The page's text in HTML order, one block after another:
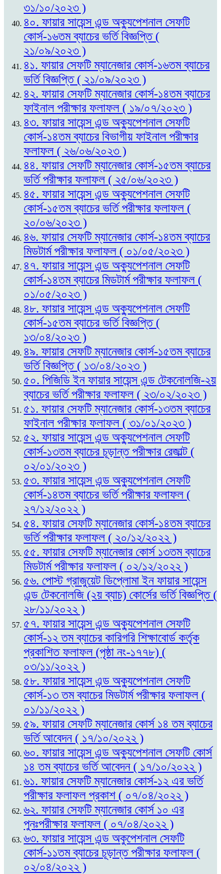
৩১/১০/২০২৩ )
৪০. ফায়ার সায়েন্স এন্ড অক্যুপেশনাল সেফটি
কোর্স-১৬তম ব্যাচের ভর্তি বিজ্ঞপ্তি (
২১/০৯/২০২৩ )
৪১. ফায়ার সেফটি ম্যানেজার কোর্স-১৬তম ব্যাচের
ভর্তি বিজ্ঞপ্তি ( ২১/০৯/২০২৩ )
৪২. ফায়ার সেফটি ম্যানেজার কোর্স-১৪তম ব্যাচের
ফাইনাল পরীক্ষার ফলাফল ( ১৯/০৭/২০২৩ )
৪৩. ফায়ার সায়েন্স এন্ড অক্যুপেশনাল সেফটি
কোর্স-১৪তম ব্যাচের বিভাগীয় ফাইনাল পরীক্ষার
ফলাফল ( ২৬/০৬/২০২৩ )
৪৪. ফায়ার সেফটি ম্যানেজার কোর্স-১৫তম ব্যাচের
ভর্তি পরীক্ষার ফলাফল ( ২৫/০৬/২০২৩ )
৪৫. ফায়ার সায়েন্স এন্ড অক্যুপেশনাল সেফটি
কোর্স-১৫তম ব্যাচের ভর্তি পরীক্ষার ফলাফল (
২০/০৬/২০২৩ )
৪৬. ফায়ার সেফটি ম্যানেজার কোর্স-১৪তম ব্যাচের
মিডটার্ম পরীক্ষার ফলাফল ( ০১/০৫/২০২৩ )
৪৭. ফায়ার সায়েন্স এন্ড অক্যুপেশনাল সেফটি
কোর্স-১৪তম ব্যাচের মিডটার্ম পরীক্ষার ফলাফল (
০১/০৫/২০২৩ )
৪৮. ফায়ার সায়েন্স এন্ড অক্যুপেশনাল সেফটি
কোর্স-১৫তম ব্যাচের ভর্তি বিজ্ঞপ্তি (
১৩/০৪/২০২৩ )
৪৯. ফায়ার সেফটি ম্যানেজার কোর্স-১৫তম ব্যাচের
ভর্তি বিজ্ঞপ্তি ( ১৩/০৪/২০২৩ )
৫০. পিজিডি ইন ফায়ার সায়েন্স এন্ড টেকনোলজি-২য়
ব্যাচের ভর্তি পরীক্ষার ফলাফল ( ২৩/০২/২০২৩ )
৫১. ফায়ার সেফটি ম্যানেজার কোর্স-১৩তম ব্যাচের
ফাইনাল পরীক্ষার ফলাফল ( ৩১/০১/২০২৩ )
৫২. ফায়ার সায়েন্স এন্ড অক্যুপেশনাল সেফটি
কোর্স-১৩তম ব্যাচের চূড়ান্ত পরীক্ষার রেজাল্ট (
০২/০১/২০২৩ )
৫৩. ফায়ার সায়েন্স এন্ড অক্যুপেশনাল সেফটি
কোর্স-১৪তম ব্যাচের ভর্তি পরীক্ষার ফলাফল (
২৭/১২/২০২২ )
৫৪. ফায়ার সেফটি ম্যানেজার কোর্স-১৪তম ব্যাচের
ভর্তি পরীক্ষার ফলাফল ( ২০/১২/২০২২ )
৫৫. ফায়ার সেফটি ম্যানেজার কোর্স ১৩তম ব্যাচের
মিডটার্ম পরীক্ষার ফলাফল ( ০২/১২/২০২২ )
৫৬. পোস্ট গ্রাজুয়েট ডিপ্লোমা ইন ফায়ার সায়েন্স
এন্ড টেকনোলজি (২য় ব্যাচ) কোর্সের ভর্তি বিজ্ঞপ্তি (
২৮/১১/২০২২ )
৫৭. ফায়ার সায়েন্স এন্ড অক্যুপেশনাল সেফটি
কোর্স-১২ তম ব্যাচের কারিগরি শিক্ষাবোর্ড কর্তৃক
প্রকাশিত ফলাফল (পৃষ্ঠা নং-১৭৭৮) (
০৩/১১/২০২২ )
৫৮. ফায়ার সায়েন্স এন্ড অক্যুপেশনাল সেফটি
কোর্স-১৩ তম ব্যাচের মিডটার্ম পরীক্ষার ফলাফল (
০১/১১/২০২২ )
৫৯. ফায়ার সেফটি ম্যানেজার কোর্স ১৪ তম ব্যাচের
ভর্তি আবেদন ( ১৭/১০/২০২২ )
৬০. ফায়ার সায়েন্স এন্ড অক্যুপেশনাল সেফটি কোর্স
১৪ তম ব্যাচের ভর্তি আবেদন ( ১৭/১০/২০২২ )
৬১. ফায়ার সেফটি ম্যানেজার কোর্স-১২ এর ভর্তি
পরীক্ষার ফলাফল প্রকাশ ( ০৭/০৪/২০২২ )
৬২. ফায়ার সেফটি ম্যানেজার কোর্স ১০ এর
পুনঃপরীক্ষার ফলাফল ( ০৭/০৪/২০২২ )
৬৩. ফায়ার সায়েন্স এন্ড অকুপেশনাল সেফটি
কোর্স-১১তম ব্যাচের চূড়ান্ত পরীক্ষার ফলাফল (
০২/০৪/২০২২ )